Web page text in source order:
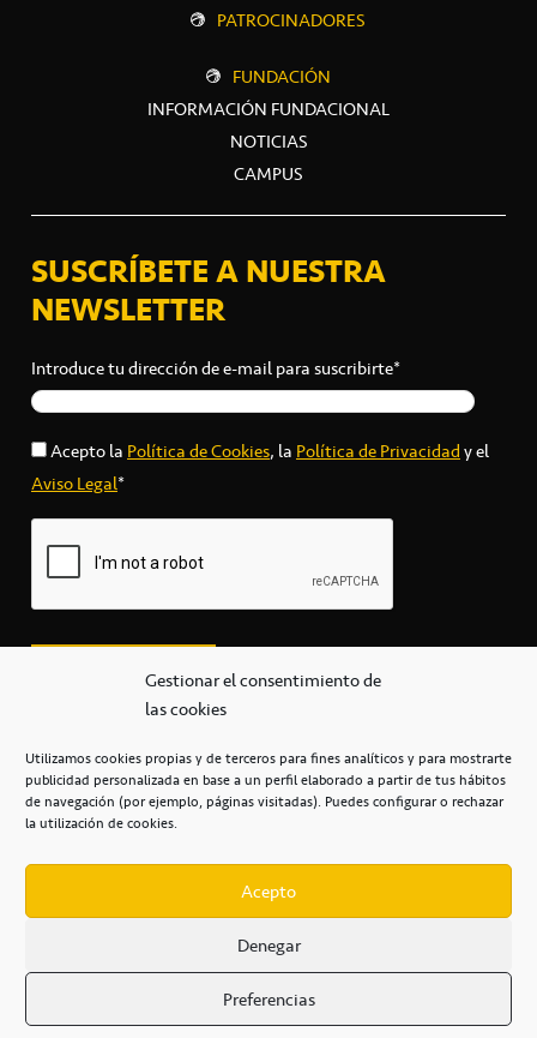
Gestionar el consentimiento de
las cookies
Utilizamos cookies propias y de terceros para fines analíticos y para mostrarte
publicidad personalizada en base a un perfil elaborado a partir de tus hábitos
de navegación (por ejemplo, páginas visitadas). Puedes configurar o rechazar
la utilización de cookies.
Acepto
Denegar
Preferencias
PATROCINADORES
FUNDACIÓN
INFORMACIÓN FUNDACIONAL
NOTICIAS
CAMPUS
SUSCRÍBETE A NUESTRA
NEWSLETTER
Introduce tu dirección de e-mail para suscribirte*
Acepto laPolítica de Cookies, laPolítica de Privacidady el
Aviso Legal*
secretaria@cbcanarias.es
+34 922 253 684
Casa del Deporte / 38108 – La Laguna
POLÍTICA DE PRIVACIDAD / POLÍTICA DE COOKIES /
AVISO LEGAL / CONDICIONES